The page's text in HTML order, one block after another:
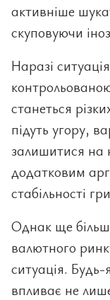
активніше
скуповуючи
Наразі
станеться
підуть угору,
залишитися на
додатковим
стабільності
Однак ще
валютного
ситуація.
впливає не